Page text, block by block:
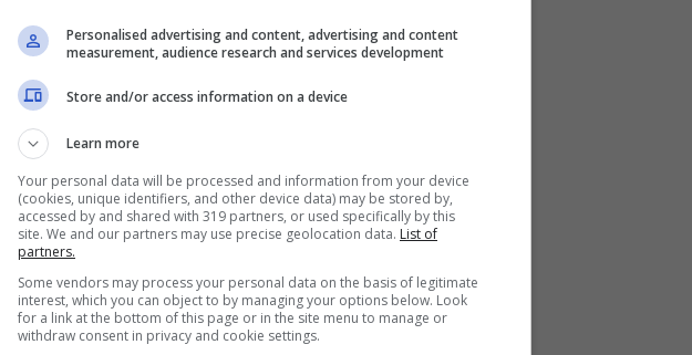
di Feng Shui concordano su un punto
qualsiasi cosa. Alcuni luoghi della casa
Personalised advertising and content, advertising and content
measurement, audience research and services development
Store and/or access information on a device
Learn more
Your personal data will be processed and information from your device
(cookies, unique identifiers, and other device data) may be stored by,
accessed by and shared with 319 partners, or used specifically by this
site. We and our partners may use precise geolocation data. List of
partners.
Some vendors may process your personal data on the basis of legitimate
interest, which you can object to by managing your options below. Look
for a link at the bottom of this page or in the site menu to manage or
withdraw consent in privacy and cookie settings.